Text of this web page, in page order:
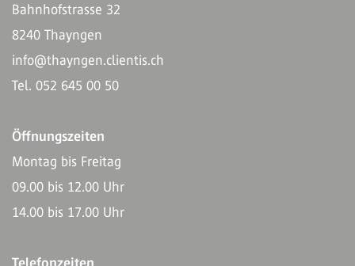
Bahnhofstrasse 32
8240 Thayngen
info@thayngen.clientis.ch
Tel. 052 645 00 50
Öffnungszeiten
Montag bis Freitag
09.00 bis 12.00 Uhr
14.00 bis 17.00 Uhr
Telefonzeiten